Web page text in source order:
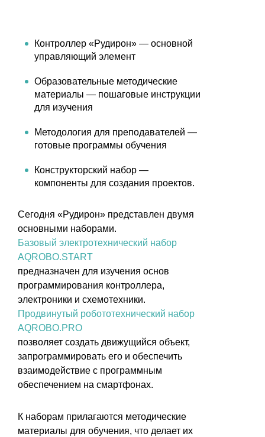
Контроллер «Рудирон» — основной
управляющий элемент
Образовательные методические
материалы — пошаговые инструкции
для изучения
Методология для преподавателей —
готовые программы обучения
Конструкторский набор —
компоненты для создания проектов.
Сегодня «Рудирон» представлен двумя
основными наборами.
Базовый электротехнический набор
AQROBO.START
предназначен для изучения основ
программирования контроллера,
электроники и схемотехники.
Продвинутый робототехнический набор
AQROBO.PRO
позволяет создать движущийся объект,
запрограммировать его и обеспечить
взаимодействие с программным
обеспечением на смартфонах.
К наборам прилагаются методические
материалы для обучения, что делает их